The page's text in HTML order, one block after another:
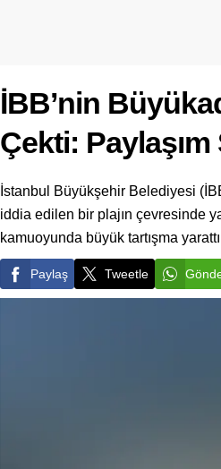
İBB’nin
Çekti: Paylaşım
İstanbul Büyükşehir Belediyesi
iddia edilen bir plajın çevresinde
kamuoyunda büyük tartışma
Paylaş Tweetle